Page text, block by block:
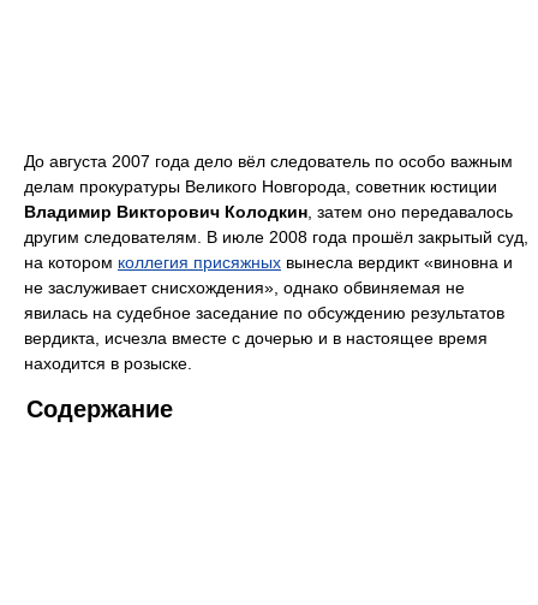
До августа 2007 года дело вёл следователь по особо важным
делам прокуратуры Великого Новгорода, советник юстиции
Владимир Викторович Колодкин , затем оно передавалось
другим следователям. В июле 2008 года прошёл закрытый суд,
на котором коллегия присяжных вынесла вердикт «виновна и
не заслуживает снисхождения», однако обвиняемая не
явилась на судебное заседание по обсуждению результатов
вердикта, исчезла вместе с дочерью и в настоящее время
находится в розыске.
Содержание